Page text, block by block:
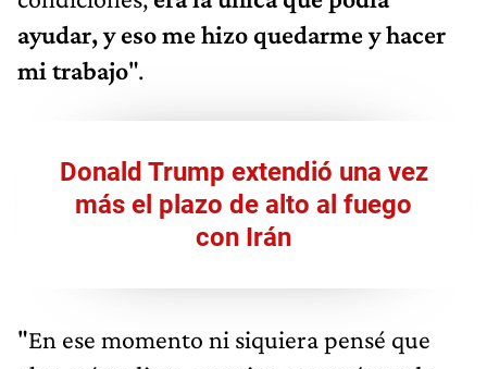
ayudar, y eso me hizo quedarme y hacer
mi trabajo".
Donald Trump extendió una vez
más el plazo de alto al fuego
con Irán
"En ese momento ni siquiera pensé que